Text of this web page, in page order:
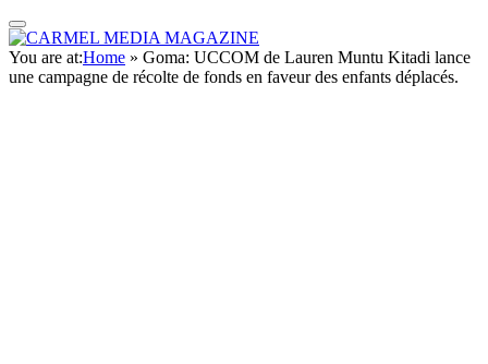
You are at:Home » Goma: UCCOM de Lauren Muntu Kitadi lance
une campagne de récolte de fonds en faveur des enfants déplacés.